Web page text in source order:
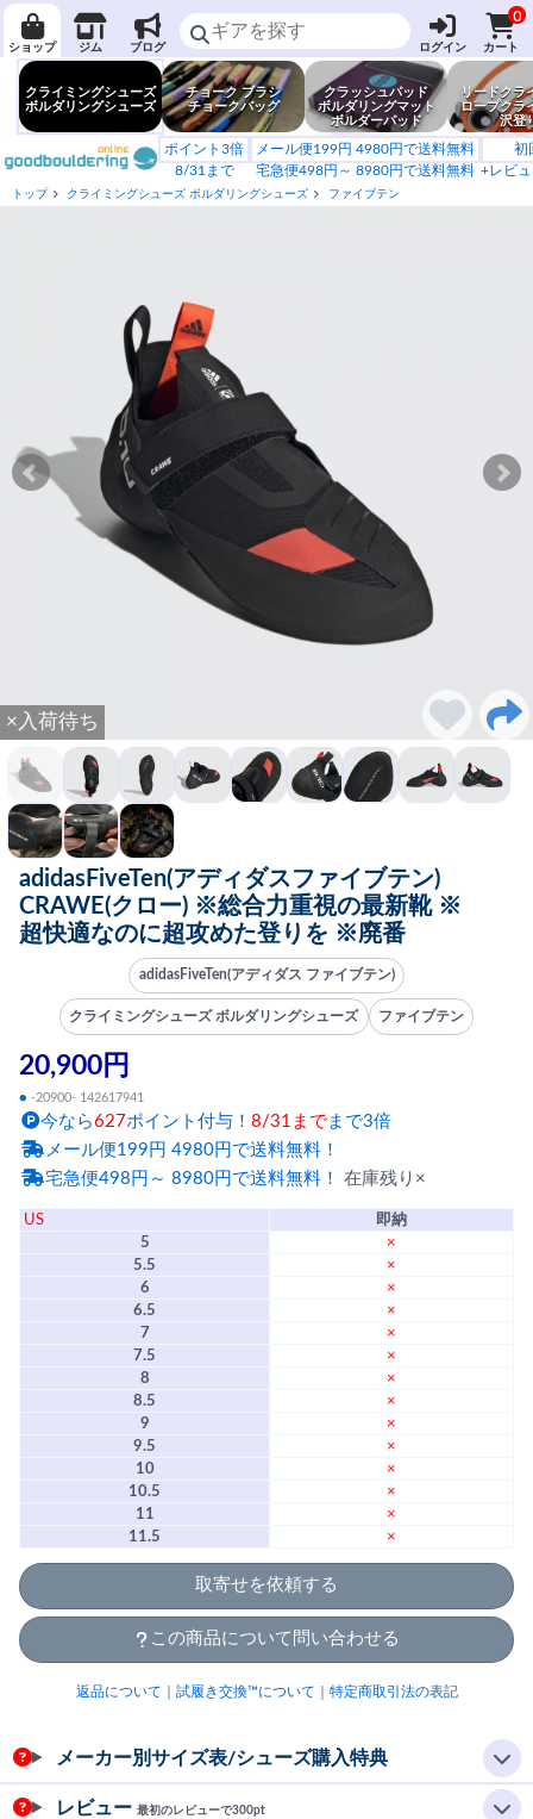
ショップ ジム ブログ ログイン
0
カート
クライミングシューズ
ボルダリングシューズ
チョーク ブラシ
チョークバッグ
クラッシュパッド
ボルダリングマット
ボルダーパッド
リードクラ
ロープクラ
沢登
ポイント3倍
8/31まで
メール便199円 4980円で送料無料
宅急便498円～ 8980円で送料無料
初
+レビ
トップ クライミングシューズ ボルダリングシューズ ファイブテン
×入荷待ち
adidasFiveTen(アディダスファイブテン)
CRAWE(クロー) ※総合力重視の最新靴 ※
超快適なのに超攻めた登りを ※廃番
adidasFiveTen(アディダス ファイブテン)
クライミングシューズ ボルダリングシューズ ファイブテン
20,900円
● -20900- 142617941
今なら627ポイント付与！ 8/31まで まで3倍
メール便199円 4980円で送料無料！
宅急便498円～ 8980円で送料無料！ 在庫残り×
US
即納
5
×
5.5
×
6
×
6.5
×
7
×
7.5
×
8
×
8.5
×
9
×
9.5
×
10
×
10.5
×
11
×
11.5
×
取寄せを依頼する
この商品について問い合わせる
返品について 試履き交換™について 特定商取引法の表記
メーカー別サイズ表/シューズ購入特典
レビュー 最初のレビューで300pt